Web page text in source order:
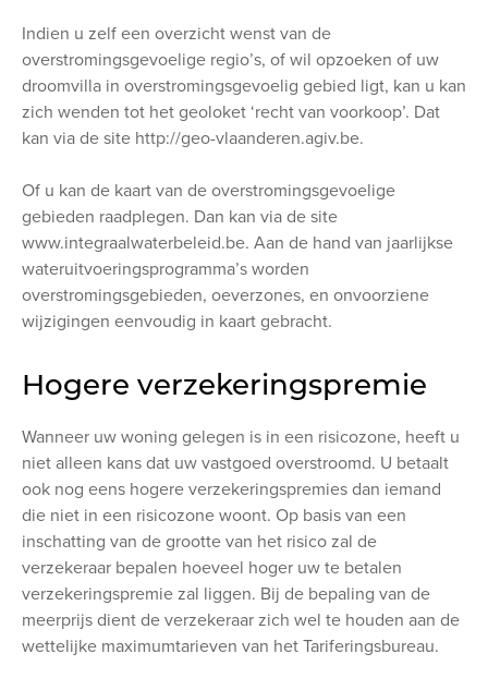
Indien u zelf een overzicht wenst van de
overstromingsgevoelige regio’s, of wil opzoeken of uw
droomvilla in overstromingsgevoelig gebied ligt, kan u kan
zich wenden tot het geoloket ‘recht van voorkoop’. Dat
kan via de site http://geo-vlaanderen.agiv.be.
Of u kan de kaart van de overstromingsgevoelige
gebieden raadplegen. Dan kan via de site
www.integraalwaterbeleid.be. Aan de hand van jaarlijkse
wateruitvoeringsprogramma’s worden
overstromingsgebieden, oeverzones, en onvoorziene
wijzigingen eenvoudig in kaart gebracht.
Hogere verzekeringspremie
Wanneer uw woning gelegen is in een risicozone, heeft u
niet alleen kans dat uw vastgoed overstroomd. U betaalt
ook nog eens hogere verzekeringspremies dan iemand
die niet in een risicozone woont. Op basis van een
inschatting van de grootte van het risico zal de
verzekeraar bepalen hoeveel hoger uw te betalen
verzekeringspremie zal liggen. Bij de bepaling van de
meerprijs dient de verzekeraar zich wel te houden aan de
wettelijke maximumtarieven van het Tariferingsbureau.